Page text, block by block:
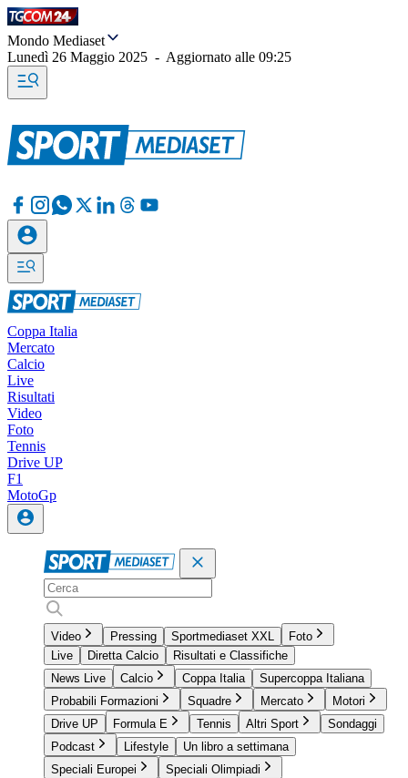
Mondo Mediaset
Lunedì 26 Maggio 2025 - Aggiornato alle 09:25
Coppa Italia
Mercato
Calcio
Live
Risultati
Video
Foto
Tennis
Drive UP
F1
MotoGp
Video Pressing Sportmediaset XXL
Foto
Live
Diretta Calcio
Risultati e Classifiche
News Live
Calcio Coppa Italia
Supercoppa Italiana
Probabili Formazioni
Squadre Mercato
Motori
Drive UP
Formula E Tennis Altri Sport
Sondaggi
Podcast
Lifestyle
Un libro a settimana
Speciali Europei
Speciali Olimpiadi